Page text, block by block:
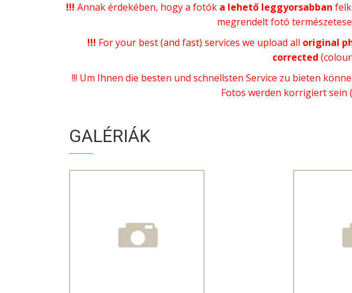
!!! Annak érdekében, hogy a fotók a lehető leggyorsabban
megrendelt fotó
!!! For your best (and fast) services we upload all original
corrected
!!! Um Ihnen die besten und schnellsten Service zu bieten
Fotos werden korrigiert sein
GALÉRIÁK